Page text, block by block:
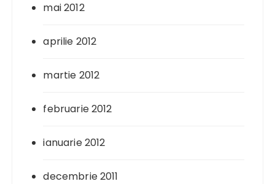
mai 2012
aprilie 2012
martie 2012
februarie 2012
ianuarie 2012
decembrie 2011